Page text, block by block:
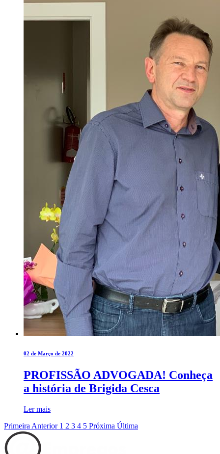
02 de Março de 2022
PROFISSÃO ADVOGADA! Conheça
a história de Brigida Cesca
Ler mais
Primeira Anterior 1 2 3 4 5 Próxima Última